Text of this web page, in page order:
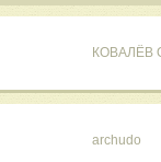
КОВАЛЁВ
archudo